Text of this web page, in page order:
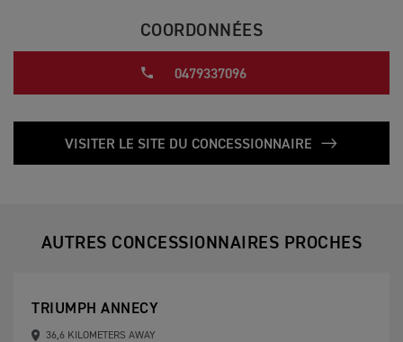
COORDONNÉES
0479337096
VISITER LE SITE DU CONCESSIONNAIRE
AUTRES CONCESSIONNAIRES PROCHES
TRIUMPH ANNECY
36,6 KILOMETERS AWAY